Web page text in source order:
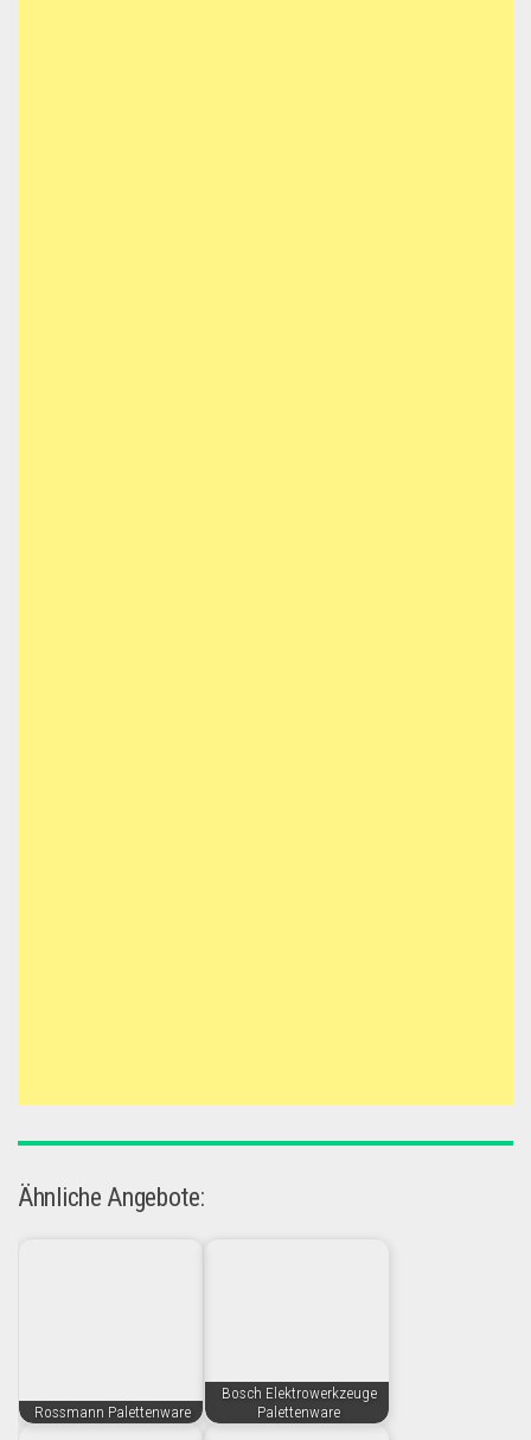
Ähnliche Angebote:
Rossmann Palettenware
Bosch Elektrowerkzeuge
Palettenware